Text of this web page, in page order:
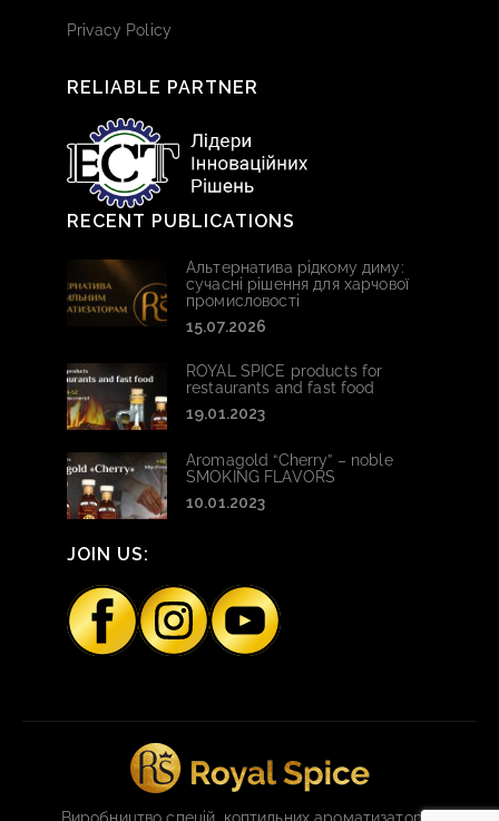
Privacy Policy
RELIABLE PARTNER
RECENT PUBLICATIONS
Альтернатива рідкому диму:
сучасні рішення для харчової
промисловості
15.07.2026
ROYAL SPICE products for
restaurants and fast food
19.01.2023
Aromagold “Cherry” – noble
SMOKING FLAVORS
10.01.2023
JOIN US: